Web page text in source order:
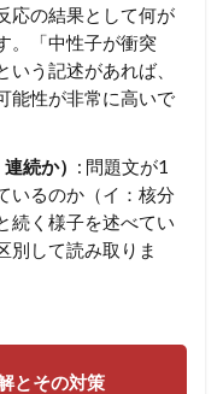
応の結果として何が
。「中性子が衝突
いう記述があれば、
能性が非常に高いで
続か） : 問題文が1
いるのか（イ：核分
続く様子を述べてい
別して読み取りま
とその対策